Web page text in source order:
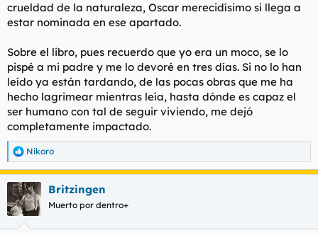
crueldad de la naturaleza, Oscar merecidísimo si llega a
estar nominada en ese apartado.
Sobre el libro, pues recuerdo que yo era un moco, se lo
pispé a mi padre y me lo devoré en tres días. Si no lo han
leído ya están tardando, de las pocas obras que me ha
hecho lagrimear mientras leía, hasta dónde es capaz el
ser humano con tal de seguir viviendo, me dejó
completamente impactado.
R
e
a
c
c
i
Nikoro
Britzingen
Muerto por dentro+